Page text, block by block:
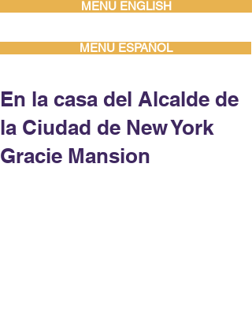
MENU ENGLISH
MENU ESPAÑOL
En la casa del Alcalde de
la Ciudad de New York
Gracie Mansion